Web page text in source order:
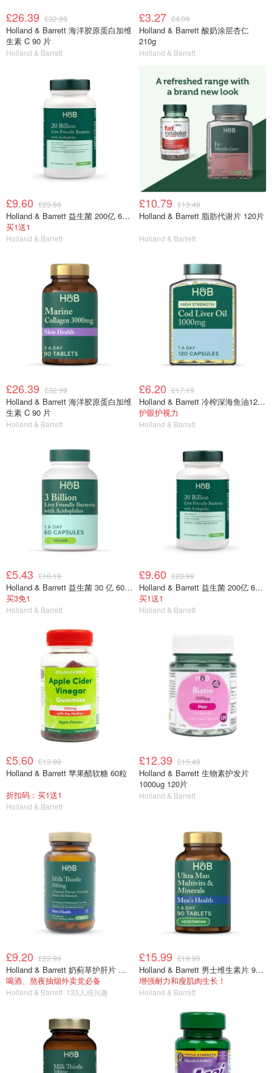
£26.39 £32.99
Holland & Barrett 海洋胶原蛋白加维
生素 C 90 片
Holland & Barrett
£3.27 £4.09
Holland & Barrett 酸奶涂层杏仁
210g
Holland & Barrett
£9.60 £23.99
Holland & Barrett 益生菌 200亿 60粒
买1送1
Holland & Barrett
£10.79 £13.49
Holland & Barrett 脂肪代谢片 120片
Holland & Barrett
£26.39 £32.99
Holland & Barrett 海洋胶原蛋白加维
生素 C 90 片
Holland & Barrett
£6.20 £17.19
Holland & Barrett 冷榨深海鱼油120粒
护眼护视力
Holland & Barrett
£5.43 £10.19
Holland & Barrett 益生菌 30 亿 60 粒胶囊
买3免1
Holland & Barrett
£9.60 £23.99
Holland & Barrett 益生菌 200亿 60粒
买1送1
Holland & Barrett
£5.60 £13.99
Holland & Barrett 苹果醋软糖 60粒
折扣码：买1送1
Holland & Barrett
£12.39 £15.49
Holland & Barrett 生物素护发片
1000ug 120片
Holland & Barrett
£9.20 £22.99
Holland & Barrett 奶蓟草护肝片 男士版 60粒
喝酒、熬夜抽烟外卖党必备
Holland & Barrett 133人感兴趣
£15.99 £19.99
Holland & Barrett 男士维生素片 90片
增强耐力和瘦肌肉生长！
Holland & Barrett